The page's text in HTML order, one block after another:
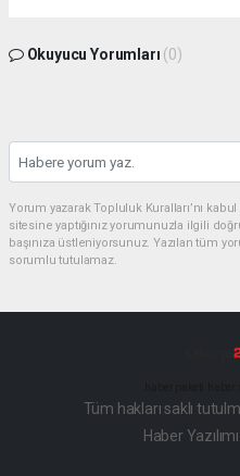
Okuyucu Yorumları (0)
Yorum yazarak Topluluk Kuralları’nı
sitesine yaptığınız yorumunuzla ilgili
başınıza üstleniyorsunuz. Yazılan tüm
sorumlu tutulamaz.
Tüm hakları saklı
Haber Yazılımı: